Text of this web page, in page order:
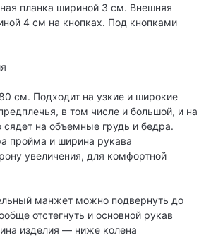
планка шириной 3 см. Внешняя
4 см на кнопках. Под кнопками
см. Подходит на узкие и широкие
в том числе и большой, и на
на объемные грудь и бедра.
пройма и ширина рукава
увеличения, для комфортной
манжет можно подвернуть до
отстегнуть и основной рукав
изделия — ниже колена